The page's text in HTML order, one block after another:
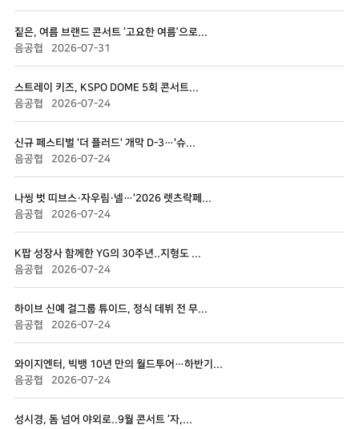
짙은, 여름 브랜드 콘서트 ‘고요한 여름’으로...
음공협
2026-07-31
스트레이 키즈, KSPO DOME 5회 콘서트...
음공협
2026-07-24
신규 페스티벌 '더 플러드' 개막 D-3…'슈...
음공협
2026-07-24
나씽 벗 띠브스·자우림·넬…'2026 렛츠락페...
음공협
2026-07-24
K팝 성장사 함께한 YG의 30주년..지형도 ...
음공협
2026-07-24
하이브 신예 걸그룹 튜이드, 정식 데뷔 전 무...
음공협
2026-07-24
와이지엔터, 빅뱅 10년 만의 월드투어…하반기...
음공협
2026-07-24
성시경, 돔 넘어 야외로..9월 콘서트 ‘자,...